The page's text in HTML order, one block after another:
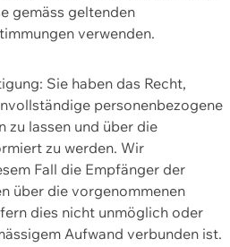
gemäss geltenden
verwenden.
Sie haben das Recht,
personenbezogene
zu lassen und über die
zu werden. Wir
Fall die Empfänger der
über die vorgenommenen
dies nicht unmöglich oder
Aufwand verbunden ist.